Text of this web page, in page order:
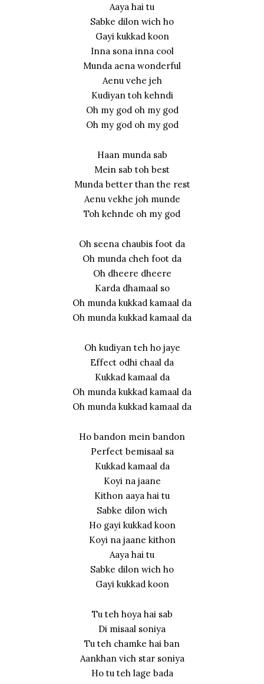
Aaya hai tu
Sabke dilon wich ho
Gayi kukkad koon
Inna sona inna cool
Munda aena wonderful
Aenu vehe jeh
Kudiyan toh kehndi
Oh my god oh my god
Oh my god oh my god
Haan munda sab
Mein sab toh best
Munda better than the rest
Aenu vekhe joh munde
Toh kehnde oh my god
Oh seena chaubis foot da
Oh munda cheh foot da
Oh dheere dheere
Karda dhamaal so
Oh munda kukkad kamaal da
Oh munda kukkad kamaal da
Oh kudiyan teh ho jaye
Effect odhi chaal da
Kukkad kamaal da
Oh munda kukkad kamaal da
Oh munda kukkad kamaal da
Ho bandon mein bandon
Perfect bemisaal sa
Kukkad kamaal da
Koyi na jaane
Kithon aaya hai tu
Sabke dilon wich
Ho gayi kukkad koon
Koyi na jaane kithon
Aaya hai tu
Sabke dilon wich ho
Gayi kukkad koon
Tu teh hoya hai sab
Di misaal soniya
Tu teh chamke hai ban
Aankhan vich star soniya
Ho tu teh lage bada